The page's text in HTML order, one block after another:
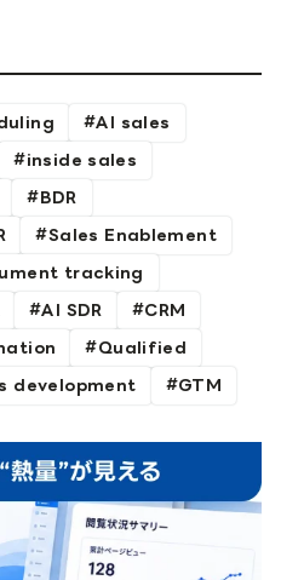
AI sales
inside sales
BDR
Sales Enablement
tracking
AI SDR CRM
Qualified
development GTM